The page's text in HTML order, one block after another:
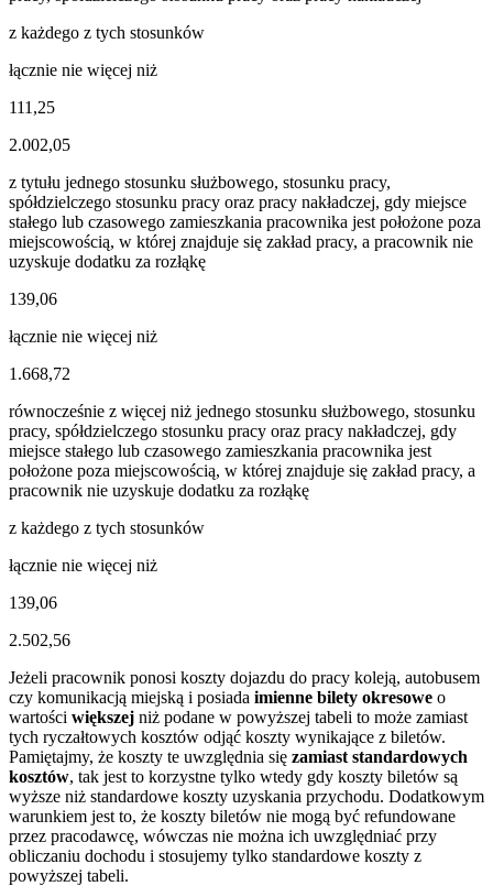
z każdego z tych stosunków
łącznie nie więcej niż
111,25
2.002,05
z tytułu jednego stosunku służbowego, stosunku pracy,
spółdzielczego stosunku pracy oraz pracy nakładczej, gdy miejsce
stałego lub czasowego zamieszkania pracownika jest położone poza
miejscowością, w której znajduje się zakład pracy, a pracownik nie
uzyskuje dodatku za rozłąkę
139,06
łącznie nie więcej niż
1.668,72
równocześnie z więcej niż jednego stosunku służbowego, stosunku
pracy, spółdzielczego stosunku pracy oraz pracy nakładczej, gdy
miejsce stałego lub czasowego zamieszkania pracownika jest
położone poza miejscowością, w której znajduje się zakład pracy, a
pracownik nie uzyskuje dodatku za rozłąkę
z każdego z tych stosunków
łącznie nie więcej niż
139,06
2.502,56
Jeżeli pracownik ponosi koszty dojazdu do pracy koleją, autobusem
czy komunikacją miejską i posiada imienne bilety okresowe o
wartości większej niż podane w powyższej tabeli to może zamiast
tych ryczałtowych kosztów odjąć koszty wynikające z biletów.
Pamiętajmy, że koszty te uwzględnia się zamiast standardowych
kosztów, tak jest to korzystne tylko wtedy gdy koszty biletów są
wyższe niż standardowe koszty uzyskania przychodu. Dodatkowym
warunkiem jest to, że koszty biletów nie mogą być refundowane
przez pracodawcę, wówczas nie można ich uwzględniać przy
obliczaniu dochodu i stosujemy tylko standardowe koszty z
powyższej tabeli.